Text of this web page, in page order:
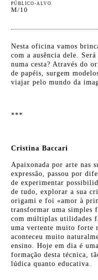
PÚBLICO-ALVO
M/10
Nesta oficina vamos
com a ausência dele.
numa cesta? Através do
de papéis, surgem
viajar pelo mundo da
***
Cristina Baccari
Apaixonada por arte nas
expressão, passou por
de experimentar
de tudo, explorar a sua
origami e foi «amor à
transformar uma simples
com múltiplas utilidades
uma vertente muito forte
aconteceu muito
ensino. Hoje em dia é
formação desta técnica,
lúdica quanto educativa.